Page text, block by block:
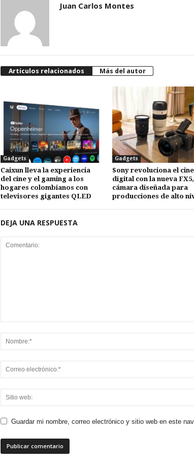
Juan Carlos Montes
Artículos relacionados Más del autor
Gadgets
Caixun lleva la experiencia
del cine y el gaming a los
hogares colombianos con
televisores gigantes QLED
Gadgets
Sony revoluciona el cine
digital con la nueva
cámara diseñada para
producciones de alto
DEJA UNA RESPUESTA
Guardar mi nombre, correo electrónico y sitio web en este